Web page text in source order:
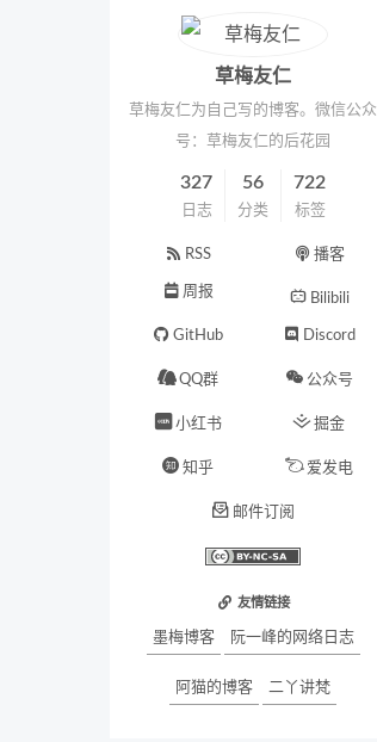
草梅友仁
草梅友仁为自己写的博客。微信公众
号：草梅友仁的后花园
327
日志
56
分类
722
标签
RSS 播客
周报 Bilibili
GitHub Discord
QQ群 公众号
小红书 掘金
知乎 爱发电
邮件订阅
友情链接
墨梅博客 阮一峰的网络日志
阿猫的博客 二丫讲梵